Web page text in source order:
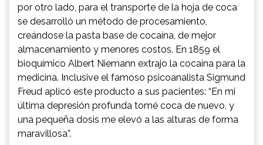
por otro lado, para el transporte de la hoja de coca
se desarrolló un método de procesamiento,
creándose la pasta base de cocaína, de mejor
almacenamiento y menores costos. En 1859 el
bioquímico Albert Niemann extrajo la cocaína para la
medicina. Inclusive el famoso psicoanalista Sigmund
Freud aplicó este producto a sus pacientes: “En mi
última depresión profunda tomé coca de nuevo, y
una pequeña dosis me elevó a las alturas de forma
maravillosa”.